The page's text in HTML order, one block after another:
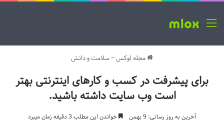
منو
مجله لوکس~سلامت و دانش
برای پیشرفت در کسب و کارهای اینترنتی بهتر
است وب سایت داشته باشید.
آخرین به روز رسانی: 9 بهمن خواندن این مطلب 3 دقیقه زمان میبرد